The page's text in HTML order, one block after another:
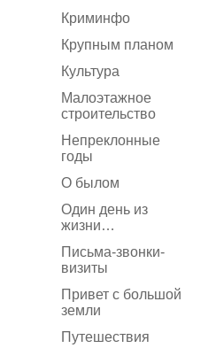
Криминфо
Крупным планом
Культура
Малоэтажное
строительство
Непреклонные
годы
О былом
Один день из
жизни…
Письма-звонки-
визиты
Привет с большой
земли
Путешествия